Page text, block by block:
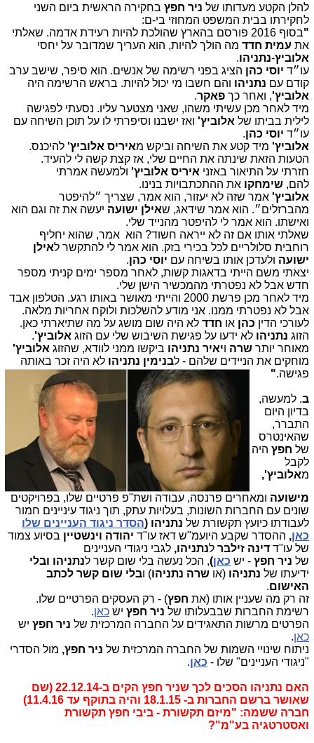
להלן הקטע מעדותו של ניר חפץ בחקירה הראשית ביום השני
לחקירתו בבית המשפט המחוזי בי-ם:
"
בסוף 2016 פורסם בהארץ שהולכת להיות רעידת אדמה. שאלתי
את עמית חדד מה הולך להיות, הוא העריך שמדובר על יחסי
אלוביץ-נתניהו.
‏עו״ד יוסי כהן הציג בפני רשימה של אנשים. הוא סיפר, שישב ערב
קודם עם נתניהו והם חשבו מי יכול להיות. בראש הרשימה היה
אלוביץ', ואחר כך פאקר.
מיד לאחר מכן עשיתי משהו, שאני מצטער עליו. נסעתי לפגישה
לילית בביתו של אלוביץ' ואז ישבנו וסיפרתי לו על תוכן השיחה עם
עו״ד יוסי כהן.
אלוביץ' מיד קטע את השיחה וביקש מאיריס אלוביץ' להיכנס.
הטעות הזאת שינתה את החיים שלי, אז קצת קשה לי להעיד.
חזרתי על התיאור באזני איריס אלוביץ' ולמעשה אמרתי
להם, שימחקו את ההתכתבויות בנינו.
אלוביץ' אמר שזה לא יעזור, הוא אמר, שצריך ״להיפטר
מהברזלים״. הוא אמר שידאג, שאילן ישועה יעשה את זה וגם הוא
ואישתו. הוא אמר לי להיפטר מהנייד שלי.
שאלתי אותו אם זה לא ייראה חשוד? הוא אמר, שהוא יחליף
רוחבית סלולריים לכל בכירי בזק. הוא אמר לי להתקשר לאילן
ישועה ולעדכן אותו בשיחה עם יוסי כהן.
יצאתי משם הייתי בדאגות קשות, לאחר מספר ימים קניתי מספר
חדש אבל לא נפטרתי מהמכשיר הישן שלי.
מיד לאחר מכן פרשת 2000 והייתי מאושר באותו רגע. הטלפון אבד
אבל לא נפטרתי ממנו. אני מודע להשלכות ולוקח אחריות מלאה.
לעורכי הדין כהן או חדד לא היה שום מושג על מה שתיארתי כאן.
הזוג נתניהו לא ידעו על פגישת השיבוש שלי עם הזוג אלוביץ'.
מאוחר יותר שרה ויאיר נתניהו ביקשו ממני לוודא, שהזוג אלוביץ'
מוחקים את הניידים שלהם - לבנימין נתניהו לא היה זכר באותה
פגישה."
ב. למעשה,
בדיון היום
התברר,
שהאינטרס
של חפץ היה
לקבל
מאלוביץ',
מישועה ומאחרים פרנסה, עבודה ושת"פ פרטיים שלו, בפרויקטים
שונים עם החברות השונות, בעלויות עתק, תוך ניגוד עיניינים חמור
לעבודתו כיועץ תקשורת של נתניהו (הסדר ניגוד העניינים שלו
כאן, ההסדר שקבע היועמ"ש דאז עו"ד יהודה וינשטיין בסיוע צמוד
של עו"ד דינה זילבר לנתניהו, לגבי ניגודי העניינים
של ניר חפץ - יש כאן), הכל נעשה בלי שום קשר לנתניהו ובלי
ידיעתו של נתניהו (או שרה נתניהו) ובלי שום קשר לכתב
האישום.
זה רק מה שעניין אותו (את חפץ) - רק העסקים הפרטיים שלו.
רשימת החברות שבבעלותו של ניר חפץ יש כאן.
הפרטים מרשות התאגידים על החברה המרכזית של ניר חפץ יש
כאן.
ניתוח שינויי השמות של החברה המרכזית של ניר חפץ, מול הסדרי
"ניגודי העניינים" שלו - כאן.
האם נתניהו הסכים לכך שניר חפץ הקים ב-22.12.14 (שם
שאושר ברשם החברות ב- 18.1.15 והיה בתוקף עד 11.4.16)
חברה ששמה: "מיזם תקשורת - ביבי חפץ תקשורת
ואסטרטגיה בע"מ"?